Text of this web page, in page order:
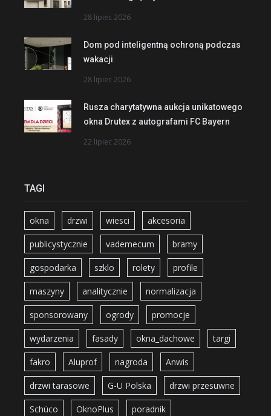
28 lipiec 2026
Dom pod inteligentną ochroną podczas
wakacji
28 lipiec 2026
Rusza charytatywna aukcja unikatowego
okna Drutex z autografami FC Bayern
22 lipiec 2026
TAGI
okna drzwi wiesci akcesoria
publicystycznie vademecum bramy
gospodarka szklo rolety profile
maszyny analitycznie normalizacja
sponsorowany ogrody promocje
wydarzenia fasady okna_dachowe targi
fakro Aluprof nagroda Anwis
drzwi tarasowe G-U Polska drzwi przesuwne
Schüco OknoPlus poradnik